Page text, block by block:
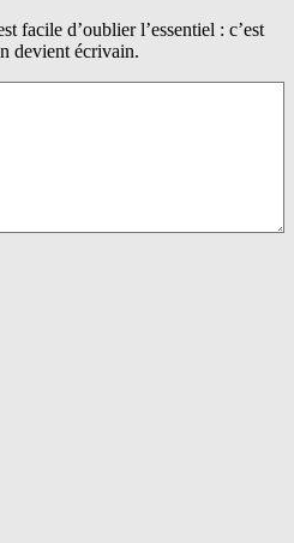
facile d’oublier l’essentiel : c’est
devient écrivain.